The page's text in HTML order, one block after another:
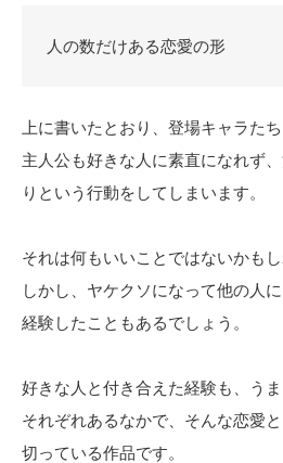
人の数だけある恋愛の形
上に書いたとおり、登場キャラた
主人公も好きな人に素直になれず
りという行動をしてしまいます。
それは何もいいことではないかもし
しかし、ヤケクソになって他の人
経験したこともあるでしょう。
好きな人と付き合えた経験も、う
それぞれあるなかで、そんな恋愛
切っている作品です。